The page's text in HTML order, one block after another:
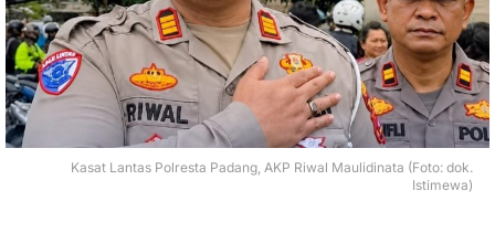
O
p
e
r
a
s
i
P
a
Kasat Lantas Polresta Padang, AKP Riwal Maulidinata (Foto: dok.
Istimewa)